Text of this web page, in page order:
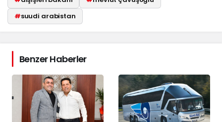
#suudi arabistan
Benzer Haberler